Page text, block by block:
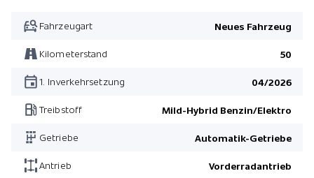
Pack Visio 2
Pack Alcantara
Fahrzeugart Neues Fahrzeug
Kilometerstand 50
1. Inverkehrsetzung 04/2026
Treibstoff Mild-Hybrid Benzin/Elektro
Getriebe Automatik-Getriebe
Antrieb Vorderradantrieb